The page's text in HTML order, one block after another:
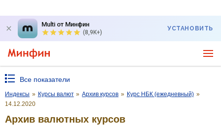
Multi от Минфин
(8,9K+)
УСТАНОВИТЬ
Все показатели
Индексы » Курсы валют » Архив курсов » Курс НБК (ежедневный) »
14.12.2020
Архив валютных курсов